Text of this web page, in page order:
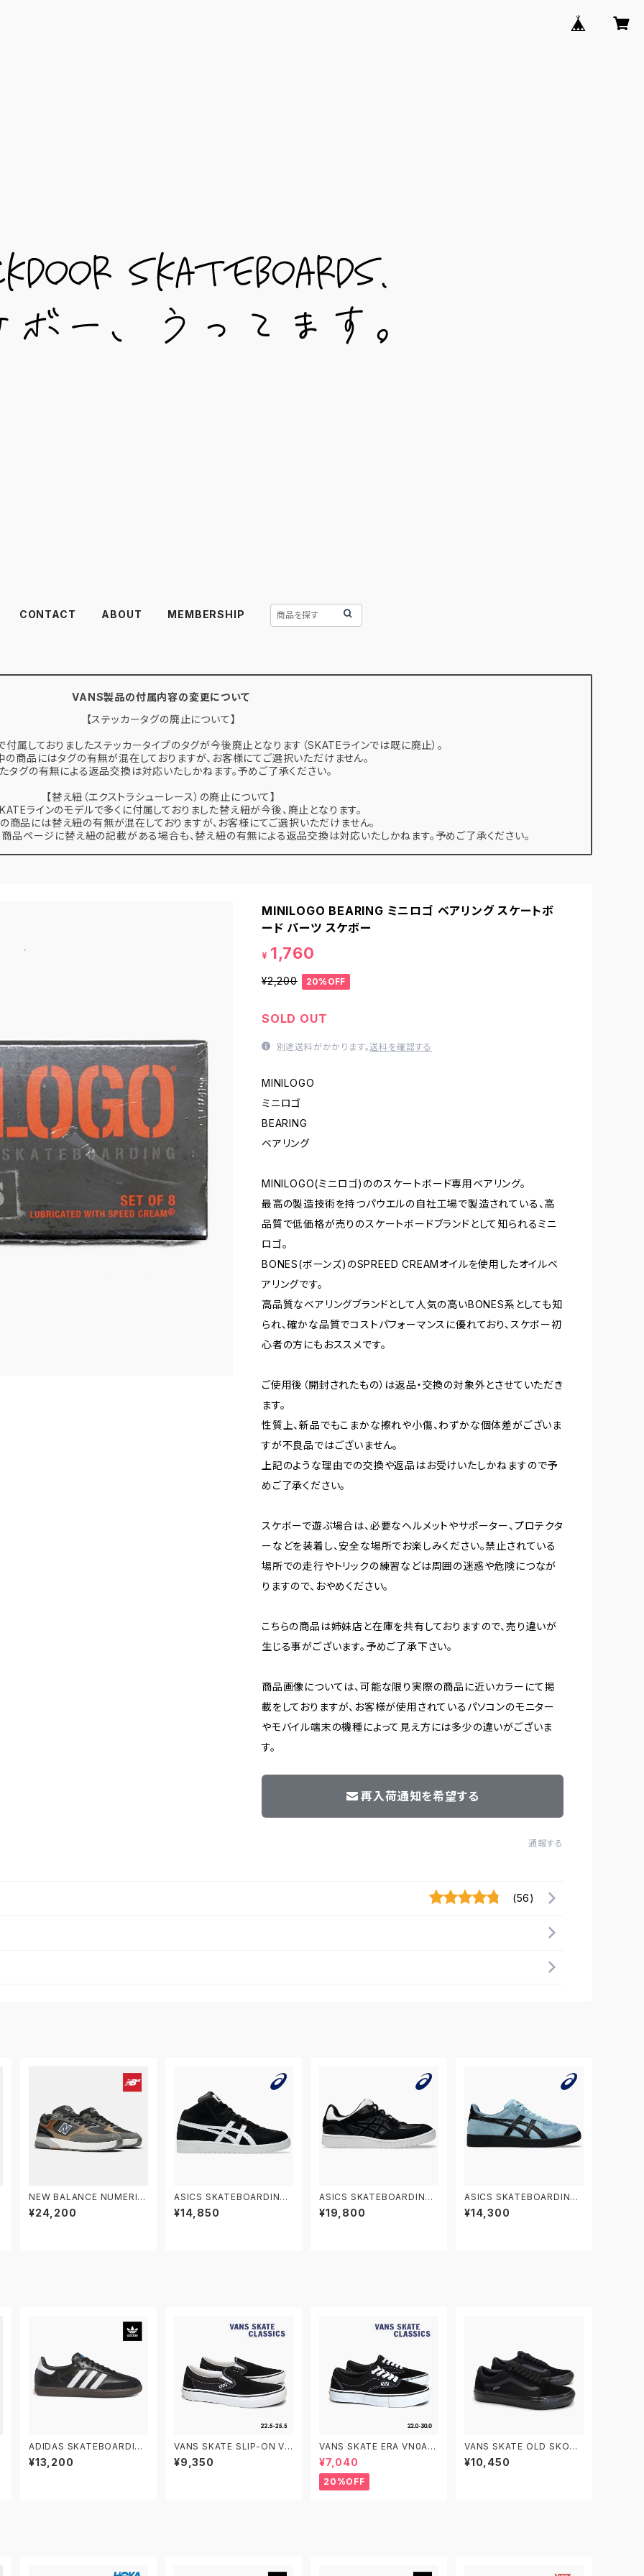
CONTACT ABOUT MEMBERSHIP
VANS製品の付属内容の変更について
【ステッカータグの廃止について】
属しておりましたステッカータイプのタグが今後廃止となります（SKATEラインでは既に廃止）。
商品にはタグの有無が混在しておりますが、お客様にてご選択いただけません。
タグの有無による返品交換は対応いたしかねます。予めご了承ください。
【替え紐（エクストラシューレース）の廃止について】
ラインのモデルで多くに付属しておりました替え紐が今後、廃止となります。
商品には替え紐の有無が混在しておりますが、お客様にてご選択いただけません。
品ページに替え紐の記載がある場合も、替え紐の有無による返品交換は対応いたしかねます。予めご了承ください。
MINILOGO BEARING ミニロゴ ベアリング スケートボ
ード パーツ スケボー
¥ 1,760
¥2,200 20%OFF
SOLD OUT
別途送料がかかります。送料を確認する
MINILOGO
ミニロゴ
BEARING
ベアリング
MINILOGO(ミニロゴ)ののスケートボード専用ベアリング。
最高の製造技術を持つパウエルの自社工場で製造されている、高
品質で低価格が売りのスケートボードブランドとして知られるミニ
ロゴ。
BONES(ボーンズ)のSPREED CREAMオイルを使用したオイルベ
アリングです。
高品質なベアリングブランドとして人気の高いBONES系としても知
られ、確かな品質でコストパフォーマンスに優れており、スケボー初
心者の方にもおススメです。
ご使用後（開封されたもの）は返品・交換の対象外とさせていただき
ます。
性質上、新品でもこまかな擦れや小傷、わずかな個体差がございま
すが不良品ではございません。
上記のような理由での交換や返品はお受けいたしかねますので予
めご了承ください。
スケボーで遊ぶ場合は、必要なヘルメットやサポーター、プロテクタ
ーなどを装着し、安全な場所でお楽しみください。禁止されている
場所での走行やトリックの練習などは周囲の迷惑や危険につなが
りますので、おやめください。
こちらの商品は姉妹店と在庫を共有しておりますので、売り違いが
生じる事がございます。予めご了承下さい。
商品画像については、可能な限り実際の商品に近いカラーにて掲
載をしておりますが、お客様が使用されているパソコンのモニター
やモバイル端末の機種によって見え方には多少の違いがございま
す。
再入荷通知を希望する
通報する
(56)
NEW BALANCE NUMERIC
ニューバランス ヌメリック ア
ンドリュー・レイノルズ 933 N
¥24,200
ASICS SKATEBOARDING
JAPAN PRO MT 1201B03
3.002 アシックス スケートボ
¥14,850
ASICS SKATEBOARDING
GEL-SPLYTE 1201A980.0
02 アシックス スケートボーデ
¥19,800
ASICS SKATEBOARDING
JAPAN PRO 1201A920.40
1 アシックス スケートボーディ
¥14,300
ADIDAS SKATEBOARDIN
G SAMBA ADV IE3100 22.
5-29.0 アディダス スケート
¥13,200
VANS SKATE SLIP-ON VN
0A5FCAY28 22.0-30.0 ヴ
ァンズ スケートスリッポン
¥9,350
VANS SKATE ERA VN0A5
FC9Y28 22.0-30.0 ヴァン
ズ スケートエラ
¥7,040
20%OFF
VANS SKATE OLD SKOOL
VN0A5FCBBKA 26.0-29.0
ヴァンズ スケートオールドス
¥10,450